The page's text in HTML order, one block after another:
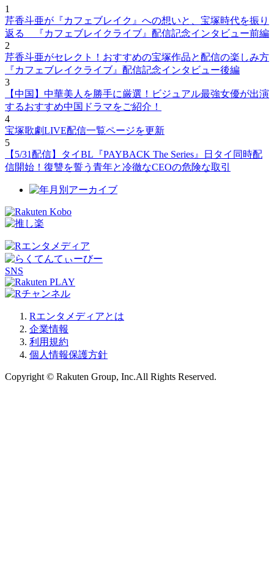
1
芹香斗亜が『カフェブレイク』への想いと、宝塚時代を振り
返る 『カフェブレイクライブ』配信記念インタビュー前編
2
芹香斗亜がセレクト！おすすめの宝塚作品と配信の楽しみ方
『カフェブレイクライブ』配信記念インタビュー後編
3
【中国】中華美人を勝手に厳選！ビジュアル最強女優が出演
するおすすめ中国ドラマをご紹介！
4
宝塚歌劇LIVE配信一覧ページを更新
5
【5/31配信】タイBL『PAYBACK The Series』日タイ同時配
信開始！復讐を誓う青年と冷徹なCEOの危険な取引
SNS
Rエンタメディアとは
企業情報
利用規約
個人情報保護方針
Copyright © Rakuten Group, Inc.All Rights Reserved.